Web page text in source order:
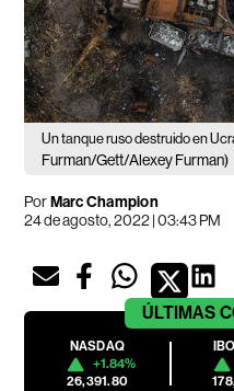
Un tanque ruso destruido en
Furman/Gett/Alexey Furman)
PorMarc Champion
24 de agosto, 2022 | 03:43 PM
ÚLTIMAS
NASDAQ
+1.84%
26,391.80